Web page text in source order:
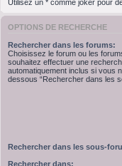
Utilisez un * comme joker pour
OPTIONS DE RECHERCHE
Rechercher dans les forums:
Choisissez le forum ou les
souhaitez effectuer une
automatiquement inclus si vous
dessous “Rechercher dans les
Rechercher dans les sous-
Rechercher dans: